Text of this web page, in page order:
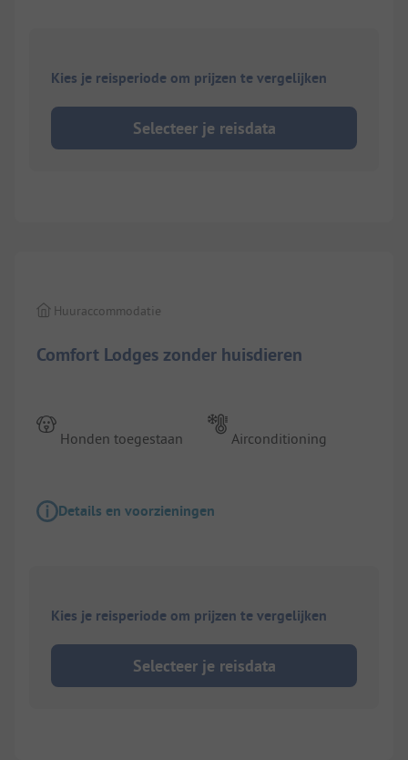
Kies je reisperiode om prijzen te vergelijken
Selecteer je reisdata
Comfort Lodges zonder huisdieren
Huuraccommodatie
Honden toegestaan Airconditioning
Details en voorzieningen
Kies je reisperiode om prijzen te vergelijken
Selecteer je reisdata